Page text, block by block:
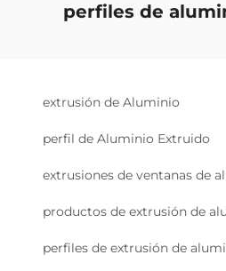
perfiles de
extrusión de Aluminio
perfil de Aluminio Extruido
extrusiones de ventanas de
productos de extrusión de
perfiles de extrusión de